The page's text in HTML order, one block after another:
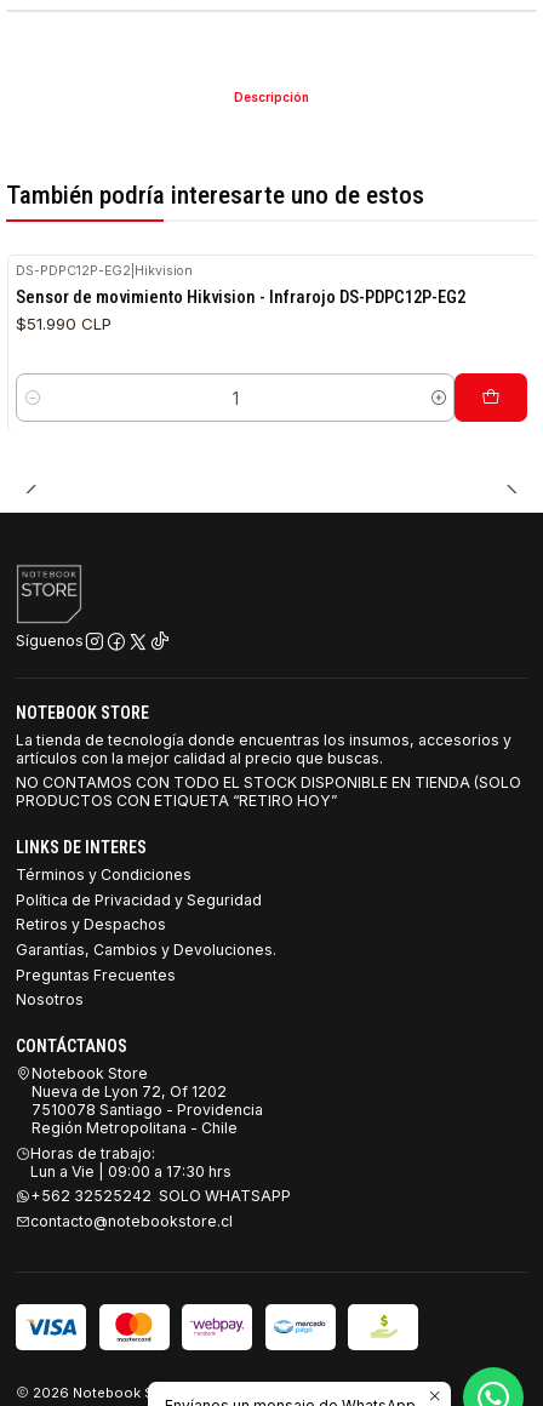
Descripción
También podría interesarte uno de estos
DS-PDPC12P-EG2 Hikvision
Sensor de movimiento Hikvision - Infrarojo DS-PDPC12P-EG2
$51.990 CLP
Cantidad
Síguenos
NOTEBOOK STORE
La tienda de tecnología donde encuentras los insumos, accesorios y
artículos con la mejor calidad al precio que buscas.
NO CONTAMOS CON TODO EL STOCK DISPONIBLE EN TIENDA (SOLO
PRODUCTOS CON ETIQUETA “RETIRO HOY”
LINKS DE INTERES
Términos y Condiciones
Política de Privacidad y Seguridad
Retiros y Despachos
Garantías, Cambios y Devoluciones.
Preguntas Frecuentes
Nosotros
CONTÁCTANOS
Notebook Store
Nueva de Lyon 72, Of 1202
7510078 Santiago - Providencia
Región Metropolitana - Chile
Horas de trabajo:
Lun a Vie | 09:00 a 17:30 hrs
+562 32525242 SOLO WHATSAPP
contacto@notebookstore.cl
2026 Notebook Store.